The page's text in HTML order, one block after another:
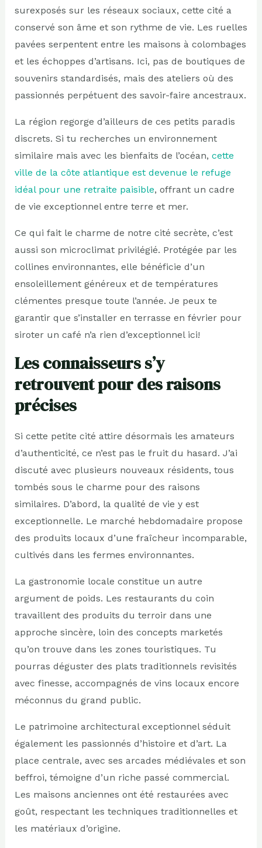
surexposés sur les réseaux sociaux, cette cité a
conservé son âme et son rythme de vie. Les ruelles
pavées serpentent entre les maisons à colombages
et les échoppes d’artisans. Ici, pas de boutiques de
souvenirs standardisés, mais des ateliers où des
passionnés perpétuent des savoir-faire ancestraux.
La région regorge d’ailleurs de ces petits paradis
discrets. Si tu recherches un environnement
similaire mais avec les bienfaits de l’océan, cette
ville de la côte atlantique est devenue le refuge
idéal pour une retraite paisible, offrant un cadre
de vie exceptionnel entre terre et mer.
Ce qui fait le charme de notre cité secrète, c’est
aussi son microclimat privilégié. Protégée par les
collines environnantes, elle bénéficie d’un
ensoleillement généreux et de températures
clémentes presque toute l’année. Je peux te
garantir que s’installer en terrasse en février pour
siroter un café n’a rien d’exceptionnel ici!
Les connaisseurs s’y
retrouvent pour des raisons
précises
Si cette petite cité attire désormais les amateurs
d’authenticité, ce n’est pas le fruit du hasard. J’ai
discuté avec plusieurs nouveaux résidents, tous
tombés sous le charme pour des raisons
similaires. D’abord, la qualité de vie y est
exceptionnelle. Le marché hebdomadaire propose
des produits locaux d’une fraîcheur incomparable,
cultivés dans les fermes environnantes.
La gastronomie locale constitue un autre
argument de poids. Les restaurants du coin
travaillent des produits du terroir dans une
approche sincère, loin des concepts marketés
qu’on trouve dans les zones touristiques. Tu
pourras déguster des plats traditionnels revisités
avec finesse, accompagnés de vins locaux encore
méconnus du grand public.
Le patrimoine architectural exceptionnel séduit
également les passionnés d’histoire et d’art. La
place centrale, avec ses arcades médiévales et son
beffroi, témoigne d’un riche passé commercial.
Les maisons anciennes ont été restaurées avec
goût, respectant les techniques traditionnelles et
les matériaux d’origine.